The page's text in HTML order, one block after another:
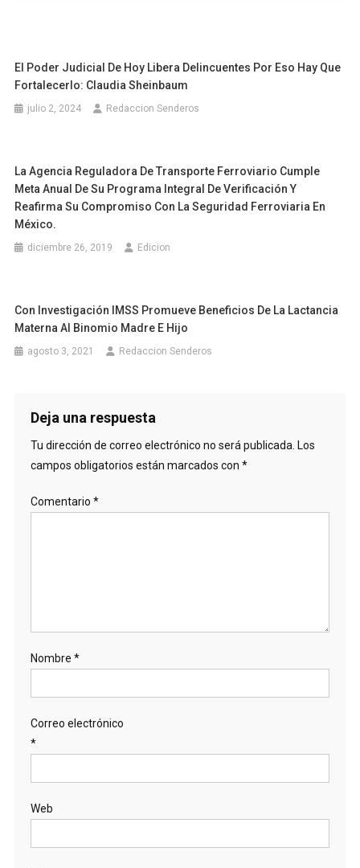
El Poder Judicial De Hoy Libera Delincuentes Por Eso Hay Que
Fortalecerlo: Claudia Sheinbaum
julio 2, 2024 Redaccion Senderos
La Agencia Reguladora De Transporte Ferroviario Cumple
Meta Anual De Su Programa Integral De Verificación Y
Reafirma Su Compromiso Con La Seguridad Ferroviaria En
México.
diciembre 26, 2019 Edicion
Con Investigación IMSS Promueve Beneficios De La Lactancia
Materna Al Binomio Madre E Hijo
agosto 3, 2021 Redaccion Senderos
Deja una respuesta
Tu dirección de correo electrónico no será publicada. Los
campos obligatorios están marcados con *
Comentario *
Nombre *
Correo electrónico
*
Web